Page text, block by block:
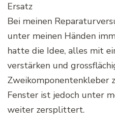
Ersatz
Bei meinen
unter meinen Händen
hatte die Idee, alles mit
verstärken und
Zweikomponentenkleber
Fenster ist jedoch unter
weiter zersplittert.